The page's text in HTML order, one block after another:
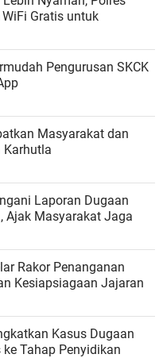
Gratis untuk
Pengurusan SKCK
Masyarakat dan
Karhutla
Laporan Dugaan
Ajak Masyarakat Jaga
Rakor Penanganan
Kesiapsiagaan Jajaran
Kasus Dugaan
Tahap Penyidikan